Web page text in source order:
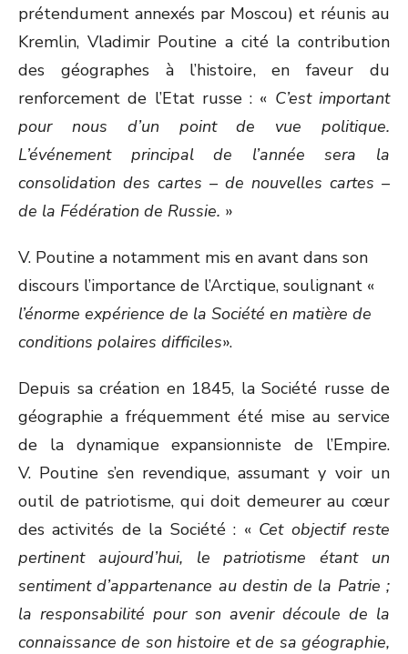
prétendument annexés par Moscou) et réunis au
Kremlin, Vladimir Poutine a cité la contribution
des géographes à l’histoire, en faveur du
renforcement de l’Etat russe : « C’est important
pour nous d’un point de vue politique.
L’événement principal de l’année sera la
consolidation des cartes – de nouvelles cartes –
de la Fédération de Russie. »
V. Poutine a notamment mis en avant dans son
discours l’importance de l’Arctique, soulignant «
l’énorme expérience de la Société en matière de
conditions polaires difficiles».
Depuis sa création en 1845, la Société russe de
géographie a fréquemment été mise au service
de la dynamique expansionniste de l’Empire.
V. Poutine s’en revendique, assumant y voir un
outil de patriotisme, qui doit demeurer au cœur
des activités de la Société : « Cet objectif reste
pertinent aujourd’hui, le patriotisme étant un
sentiment d’appartenance au destin de la Patrie ;
la responsabilité pour son avenir découle de la
connaissance de son histoire et de sa géographie,